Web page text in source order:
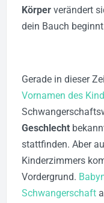
Körper verändert
dein Bauch
Gerade in dieser
Vornamen des
Geschlecht
stattfinden. Aber
Kinderzimmers
Vordergrund.
Schwangerschaft